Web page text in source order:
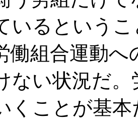
いるという
働組合運動
ない状況だ
くことが基